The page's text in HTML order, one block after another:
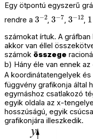
Egy ötpontú egyszerű
rendre a
3 −2
,
3 −7
,
3 −12
,
1
számokat írtuk. A
akkor van éllel
számok összege
b) Hány éle van ennek
A koordinátatengelyek
függvény grafikonja által
egymáshoz csatlakozó
egyik oldala az x-
hosszúságú, egyik
grafikonjára illeszkedik.